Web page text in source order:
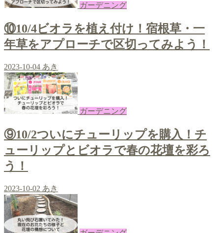
ガーデニング
⑩10/4ビオラを植え付け！宿根草・一
年草をアプローチで区切ってみよう！
2023-10-04 あき
ガーデニング
⑨10/2ついにチューリップを購入！チ
ューリップとビオラで春の花壇を彩ろ
う！
2023-10-02 あき